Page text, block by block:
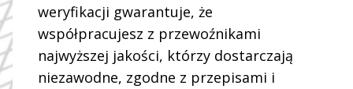
operacji
weryfikacji gwarantuje, że
współpracujesz z przewoźnikami
najwyższej jakości, którzy dostarczają
niezawodne, zgodne z przepisami i